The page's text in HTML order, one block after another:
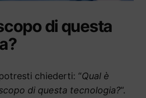
di questa
chiederti: “Qual è
di questa tecnologia?“.